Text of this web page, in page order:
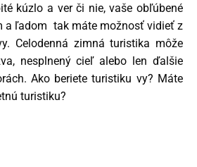
kúzlo a ver či nie, vaše obľúbené
a ľadom tak máte možnosť vidieť z
Celodenná zimná turistika môže
nesplnený cieľ alebo len ďalšie
Ako beriete turistiku vy? Máte
turistiku?